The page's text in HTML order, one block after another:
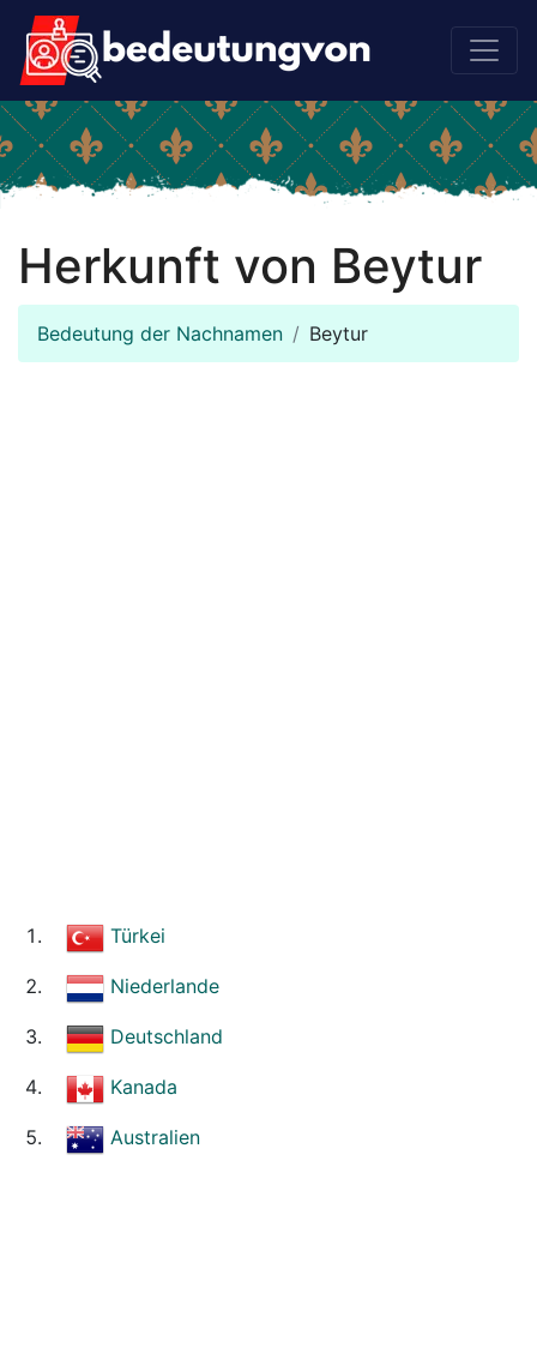
Herkunft von Beytur
Bedeutung der Nachnamen Beytur
Türkei
Niederlande
Deutschland
Kanada
Australien